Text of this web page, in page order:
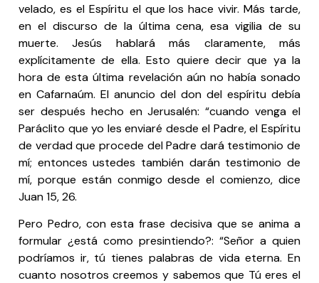
velado, es el Espíritu el que los hace vivir. Más tarde,
en el discurso de la última cena, esa vigilia de su
muerte. Jesús hablará más claramente, más
explícitamente de ella. Esto quiere decir que ya la
hora de esta última revelación aún no había sonado
en Cafarnaúm. El anuncio del don del espíritu debía
ser después hecho en Jerusalén: “cuando venga el
Paráclito que yo les enviaré desde el Padre, el Espíritu
de verdad que procede del Padre dará testimonio de
mí; entonces ustedes también darán testimonio de
mí, porque están conmigo desde el comienzo, dice
Juan 15, 26.
Pero Pedro, con esta frase decisiva que se anima a
formular ¿está como presintiendo?: “Señor a quien
podríamos ir, tú tienes palabras de vida eterna. En
cuanto nosotros creemos y sabemos que Tú eres el